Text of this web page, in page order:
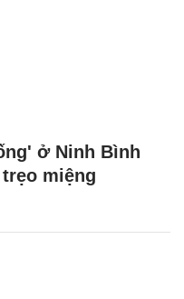
ở Ninh Bình
miệng